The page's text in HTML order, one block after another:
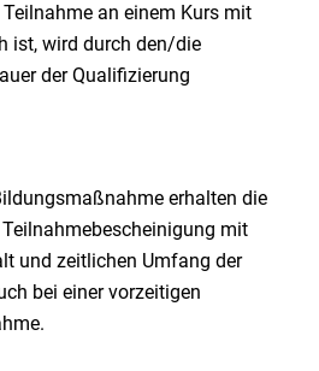
an einem Kurs mit
ist, wird durch den/die
der Qualifizierung
erhalten die
mit
und zeitlichen Umfang der
bei einer vorzeitigen